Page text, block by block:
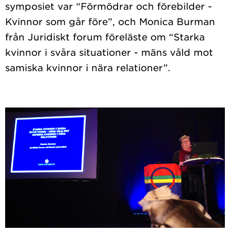
symposiet var “Förmödrar och förebilder -
Kvinnor som går före”, och Monica Burman
från Juridiskt forum föreläste om “Starka
kvinnor i svåra situationer - mäns våld mot